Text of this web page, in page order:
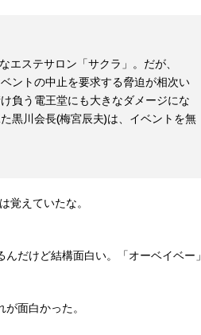
エステサロン「サクラ」。だが、
ントの中止を要求する脅迫が相次い
負う電王堂にも大きなダメージにな
黒川会長(梅宮辰夫)は、イベントを無
覚えていたな。
だけど結構面白い。「オーベイベー」
面白かった。